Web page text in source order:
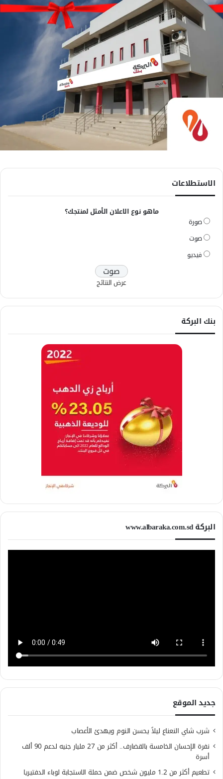
الاستطلاعات
ماهو نوع الاعلان الأمثل لمنتجك؟
صورة
صوت
فيديو
عرض النتائج
بنك البركة
البركة www.albaraka.com.sd
جديد الموقع
شرب شاي النعناع ليلاً يحسن النوم ويهدئ الأعصاب
نفرة الإحسان الخامسة بالقضارف.. أكثر من 27 مليار جنيه لدعم 90 ألف
أسرة
تطعيم أكثر من 1.2 مليون شخص ضمن حملة الاستجابة لوباء الدفتيريا